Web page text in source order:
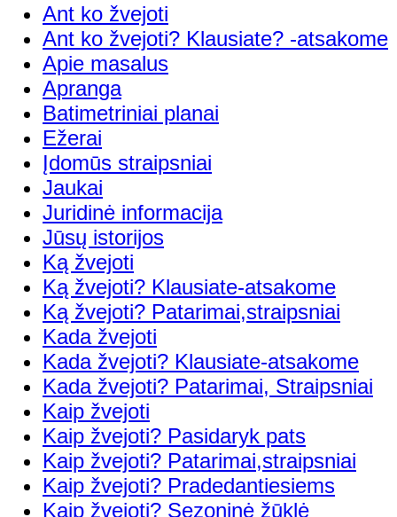
Ant ko žvejoti
Ant ko žvejoti? Klausiate? -atsakome
Apie masalus
Apranga
Batimetriniai planai
Ežerai
Įdomūs straipsniai
Jaukai
Juridinė informacija
Jūsų istorijos
Ką žvejoti
Ką žvejoti? Klausiate-atsakome
Ką žvejoti? Patarimai,straipsniai
Kada žvejoti
Kada žvejoti? Klausiate-atsakome
Kada žvejoti? Patarimai, Straipsniai
Kaip žvejoti
Kaip žvejoti? Pasidaryk pats
Kaip žvejoti? Patarimai,straipsniai
Kaip žvejoti? Pradedantiesiems
Kaip žvejoti? Sezoninė žūklė